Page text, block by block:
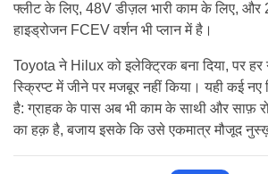
फ्लीट के लिए, 48V डीज़ल भारी काम के लिए,
हाइड्रोजन FCEV वर्शन भी प्लान में है।
Toyota ने Hilux को इलेक्ट्रिक बना दिया, पर हर
स्क्रिप्ट में जीने पर मजबूर नहीं किया। यही कई
है: ग्राहक के पास अब भी काम के साथी और साफ़
का हक़ है, बजाय इसके कि उसे एकमात्र मौजूद